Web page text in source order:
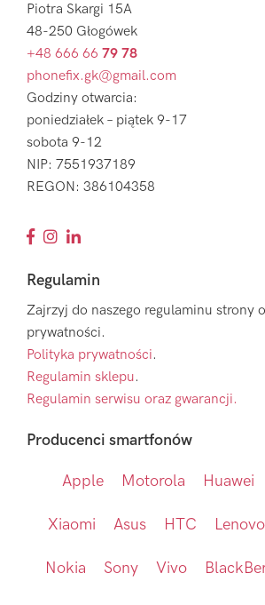
Piotra Skargi 15A
48-250 Głogówek
+48 666 66 79 78
phonefix.gk@gmail.com
Godziny otwarcia:
poniedziałek – piątek 9-17
sobota 9-12
NIP: 7551937189
REGON: 386104358
Regulamin
Zajrzyj do naszego regulaminu strony
prywatności.
Polityka prywatności.
Regulamin sklepu.
Regulamin serwisu oraz gwarancji.
Producenci smartfonów
Apple Motorola Huawei
Xiaomi Asus HTC Lenovo
Nokia Sony Vivo